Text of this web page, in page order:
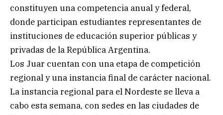
constituyen una competencia anual y federal,
donde participan estudiantes representantes de
instituciones de educación superior públicas y
privadas de la República Argentina.
Los Juar cuentan con una etapa de competición
regional y una instancia final de carácter nacional.
La instancia regional para el Nordeste se lleva a
cabo esta semana, con sedes en las ciudades de